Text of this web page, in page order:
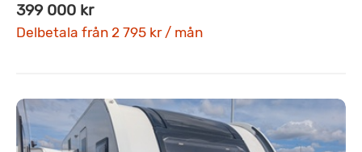
399 000 kr
Delbetala från 2 795 kr / mån